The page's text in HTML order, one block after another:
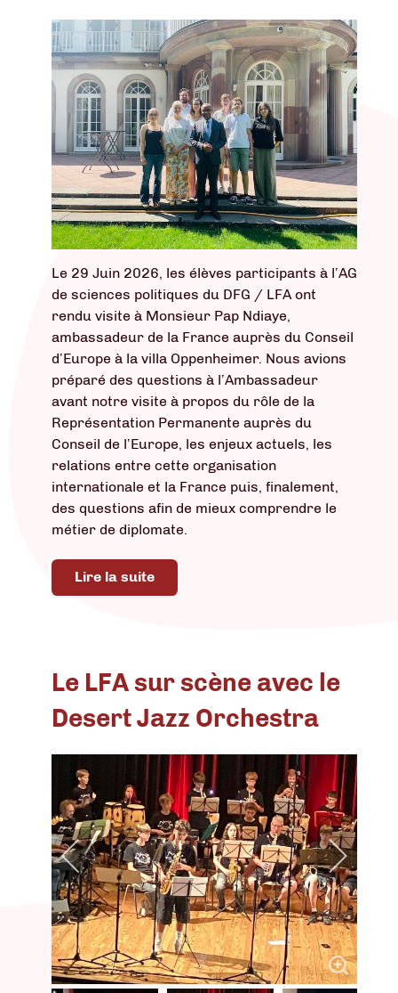
Le 29 Juin 2026, les élèves participants à l’AG
de sciences politiques du DFG / LFA ont
rendu visite à Monsieur Pap Ndiaye,
ambassadeur de la France auprès du Conseil
d’Europe à la villa Oppenheimer. Nous avions
préparé des questions à l’Ambassadeur
avant notre visite à propos du rôle de la
Représentation Permanente auprès du
Conseil de l’Europe, les enjeux actuels, les
relations entre cette organisation
internationale et la France puis, finalement,
des questions afin de mieux comprendre le
métier de diplomate.
Lire la suite
Le LFA sur scène avec le
Desert Jazz Orchestra